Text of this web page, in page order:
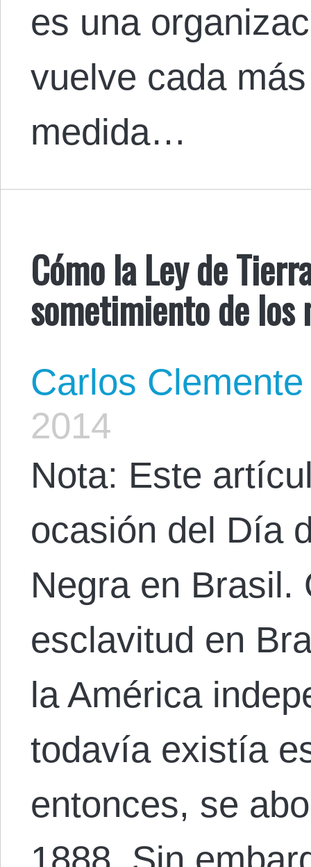
es una
vuelve cada
medida…
Cómo la Ley de
sometimiento de los
Carlos Clemente
2014
Nota: Este
ocasión del Día
Negra en Brasil.
esclavitud en
la América
todavía existía
entonces, se